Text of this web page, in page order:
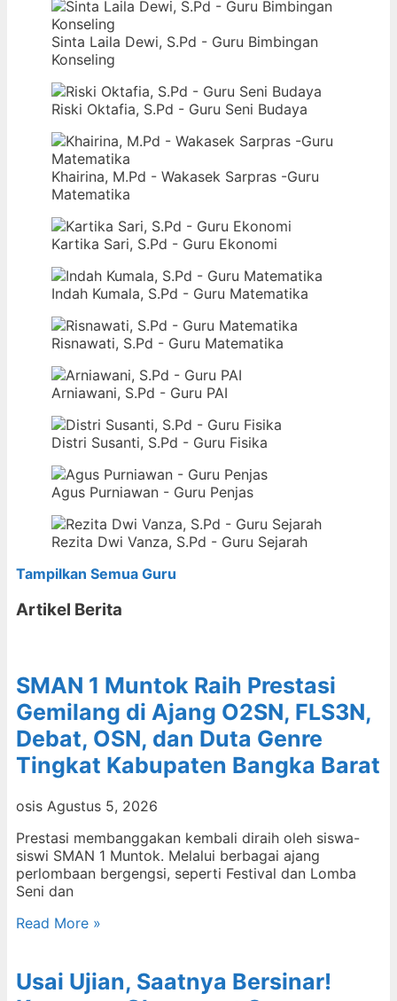
Sinta Laila Dewi, S.Pd - Guru Bimbingan
Konseling
Riski Oktafia, S.Pd - Guru Seni Budaya
Khairina, M.Pd - Wakasek Sarpras -Guru
Matematika
Kartika Sari, S.Pd - Guru Ekonomi
Indah Kumala, S.Pd - Guru Matematika
Risnawati, S.Pd - Guru Matematika
Arniawani, S.Pd - Guru PAI
Distri Susanti, S.Pd - Guru Fisika
Agus Purniawan - Guru Penjas
Rezita Dwi Vanza, S.Pd - Guru Sejarah
Tampilkan Semua Guru
Artikel Berita
SMAN 1 Muntok Raih Prestasi
Gemilang di Ajang O2SN, FLS3N,
Debat, OSN, dan Duta Genre
Tingkat Kabupaten Bangka Barat
osis Agustus 5, 2026
Prestasi membanggakan kembali diraih oleh siswa-
siswi SMAN 1 Muntok. Melalui berbagai ajang
perlombaan bergengsi, seperti Festival dan Lomba
Seni dan
Read More »
Usai Ujian, Saatnya Bersinar!